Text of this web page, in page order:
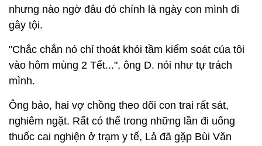
nhưng nào ngờ đâu đó chính là ngày con mình đi
gây tội.
"Chắc chắn nó chỉ thoát khỏi tầm kiểm soát của tôi
vào hôm mùng 2 Tết...", ông D. nói như tự trách
mình.
Ông bảo, hai vợ chồng theo dõi con trai rất sát,
nghiêm ngặt. Rất có thể trong những lần đi uống
thuốc cai nghiện ở trạm y tế, Lả đã gặp Bùi Văn